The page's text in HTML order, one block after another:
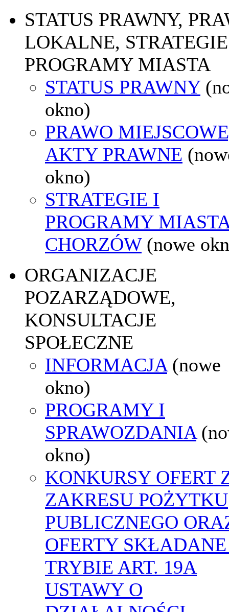
STATUS PRAWNY,
LOKALNE,
PROGRAMY MIASTA
STATUS PRAWNY
okno)
PRAWO
AKTY PRAWNE
okno)
STRATEGIE I
PROGRAMY
CHORZÓW (nowe
ORGANIZACJE
POZARZĄDOWE,
KONSULTACJE
SPOŁECZNE
INFORMACJA (nowe
okno)
PROGRAMY I
SPRAWOZDANIA
okno)
KONKURSY OFERT
ZAKRESU POŻYTKU
PUBLICZNEGO
OFERTY
TRYBIE ART. 19A
USTAWY O